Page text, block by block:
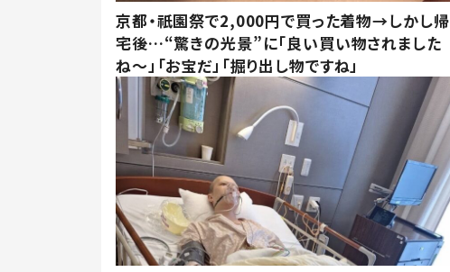
京都・祇園祭で2,000円で買った着物→しかし帰
宅後…“驚きの光景”に「良い買い物されました
ね～」「お宝だ」「掘り出し物ですね」